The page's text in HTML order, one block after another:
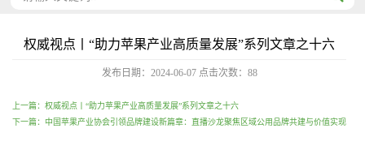
权威视点丨“助力苹果产业高质量发展”系列文章之十六
发布日期：2024-06-07 点击次数： 88
上一篇：权威视点丨“助力苹果产业高质量发展”系列文章之十六
下一篇：中国苹果产业协会引领品牌建设新篇章：直播沙龙聚焦区域公用品牌共建与价值实现